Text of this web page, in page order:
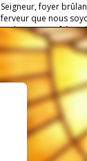
Seigneur, foyer
ferveur que nous
et d’aimer nos frères
notre Seigneur. Amen.